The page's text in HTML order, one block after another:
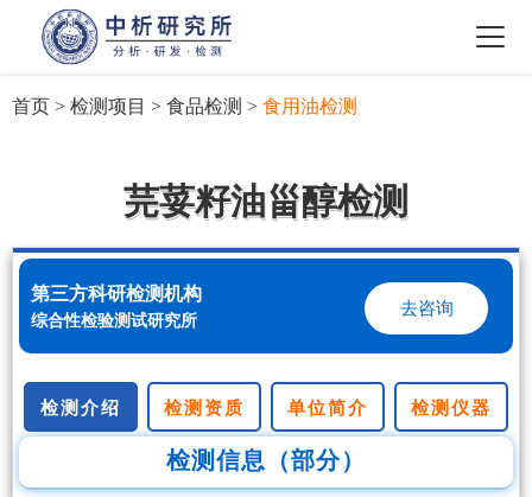
首页 > 检测项目 > 食品检测 > 食用油检测
芫荽籽油甾醇检测
第三方科研检测机构
综合性检验测试研究所
去咨询
检测介绍 检测资质 单位简介 检测仪器
检测信息（部分）